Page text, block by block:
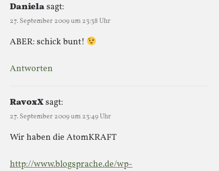
Danielasagt:
27. September 2009 um 23:38 Uhr
ABER: schick bunt!
Antworten
RavoxXsagt:
27. September 2009 um 23:49 Uhr
Wir haben die AtomKRAFT
http://www.blogsprache.de/wp-